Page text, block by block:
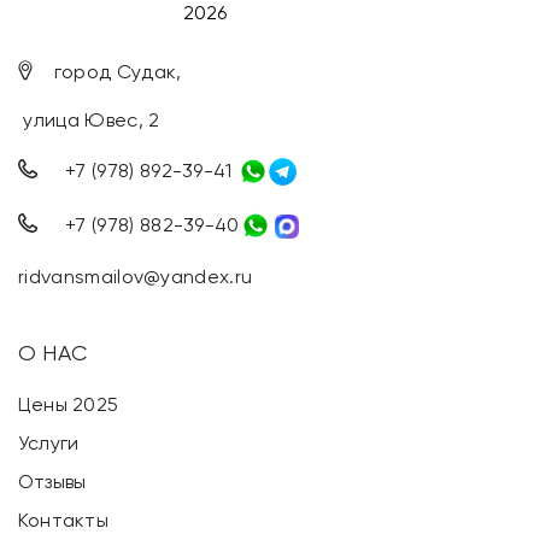
2026
город Судак,
улица Ювес, 2
+7 (978) 892-39-41
+7 (978) 882-39-40
ridvansmailov@yandex.ru
О НАС
Цены 2025
Услуги
Отзывы
Контакты